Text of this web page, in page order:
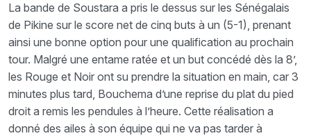
La bande de Soustara a pris le dessus sur les Sénégalais
de Pikine sur le score net de cinq buts à un (5-1), prenant
ainsi une bonne option pour une qualification au prochain
tour. Malgré une entame ratée et un but concédé dès la 8’,
les Rouge et Noir ont su prendre la situation en main, car 3
minutes plus tard, Bouchema d’une reprise du plat du pied
droit a remis les pendules à l’heure. Cette réalisation a
donné des ailes à son équipe qui ne va pas tarder à